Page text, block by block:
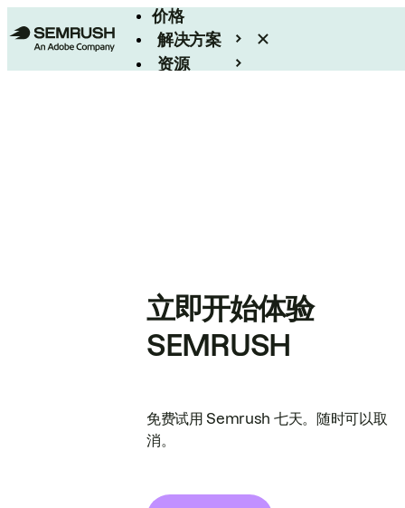
价格
解决方案
资源
立即开始体验
SEMRUSH
免费试用 Semrush 七天。随时可以取
消。